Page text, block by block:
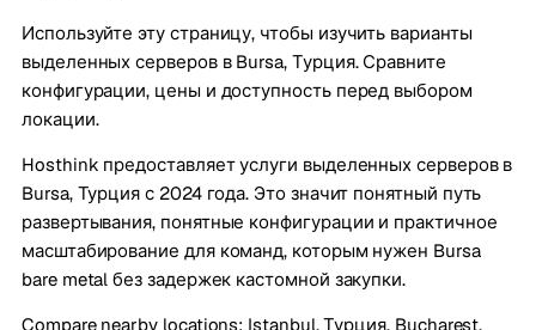
Используйте эту страницу, чтобы изучить варианты
выделенных серверов в Bursa, Турция. Сравните
конфигурации, цены и доступность перед выбором
локации.
Hosthink предоставляет услуги выделенных серверов в
Bursa, Турция с 2024 года. Это значит понятный путь
развертывания, понятные конфигурации и практичное
масштабирование для команд, которым нужен Bursa
bare metal без задержек кастомной закупки.
Compare nearby locations: Istanbul, Турция, Bucharest,